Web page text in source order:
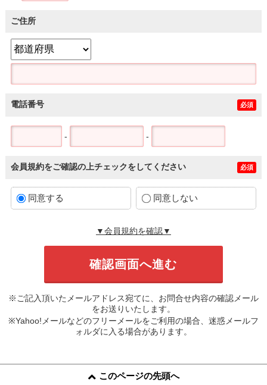
ご住所
電話番号 必須
- -
会員規約をご確認の上チェックをしてください 必須
同意する 同意しない
▼会員規約を確認▼
※ご記入頂いたメールアドレス宛てに、お問合せ内容の確認メール
をお送りいたします。
※Yahoo!メールなどのフリーメールをご利用の場合、迷惑メールフ
ォルダに入る場合があります。
このページの先頭へ